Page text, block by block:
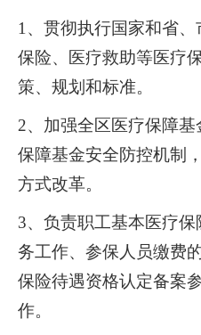
1、贯彻执行国家和省
保险、医疗救助等医疗
策、规划和标准。
2、加强全区医疗保障
保障基金安全防控机制
方式改革。
3、负责职工基本医疗
务工作、参保人员缴费
保险待遇资格认定备案
作。